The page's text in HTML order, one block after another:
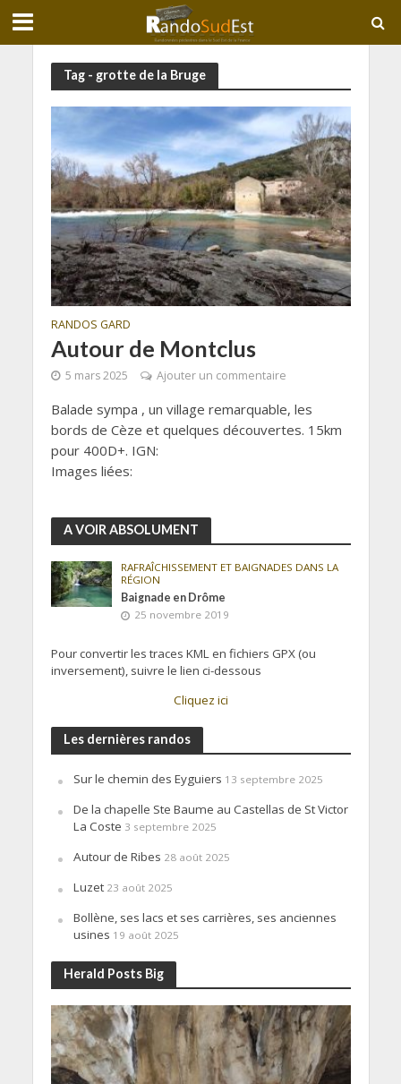
Tag - grotte de la Bruge
RANDOS GARD
Autour de Montclus
5 mars 2025 Ajouter un commentaire
Balade sympa , un village remarquable, les
bords de Cèze et quelques découvertes. 15km
pour 400D+. IGN:
Images liées:
A VOIR ABSOLUMENT
RAFRAÎCHISSEMENT ET BAIGNADES DANS LA
RÉGION
Baignade en Drôme
25 novembre 2019
Pour convertir les traces KML en fichiers GPX (ou
inversement), suivre le lien ci-dessous
Cliquez ici
Les dernières randos
Sur le chemin des Eyguiers 13 septembre 2025
De la chapelle Ste Baume au Castellas de St Victor
La Coste 3 septembre 2025
Autour de Ribes 28 août 2025
Luzet 23 août 2025
Bollène, ses lacs et ses carrières, ses anciennes
usines 19 août 2025
Herald Posts Big